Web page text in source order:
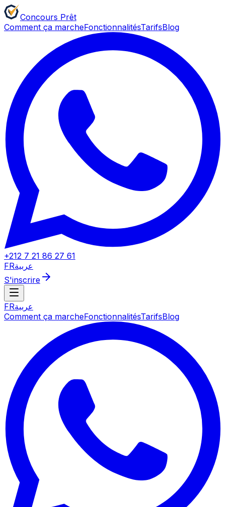
Concours Prêt
Comment ça marcheFonctionnalitésTarifsBlog
+212 7 21 86 27 61
FRعربية
S'inscrire
FRعربية
Comment ça marcheFonctionnalitésTarifsBlog